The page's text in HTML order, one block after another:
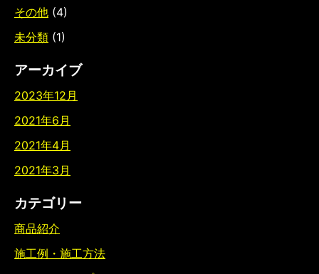
その他 (4)
未分類 (1)
アーカイブ
2023年12月
2021年6月
2021年4月
2021年3月
カテゴリー
商品紹介
施工例・施工方法